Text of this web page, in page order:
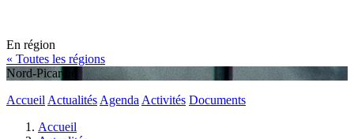
En région
« Toutes les régions
Nord-Picardie
Accueil Actualités Agenda Activités Documents
Accueil